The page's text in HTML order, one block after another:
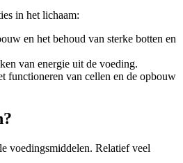
in het lichaam:
en het behoud van sterke botten en
van energie uit de voeding.
functioneren van cellen en de opbouw
voedingsmiddelen. Relatief veel